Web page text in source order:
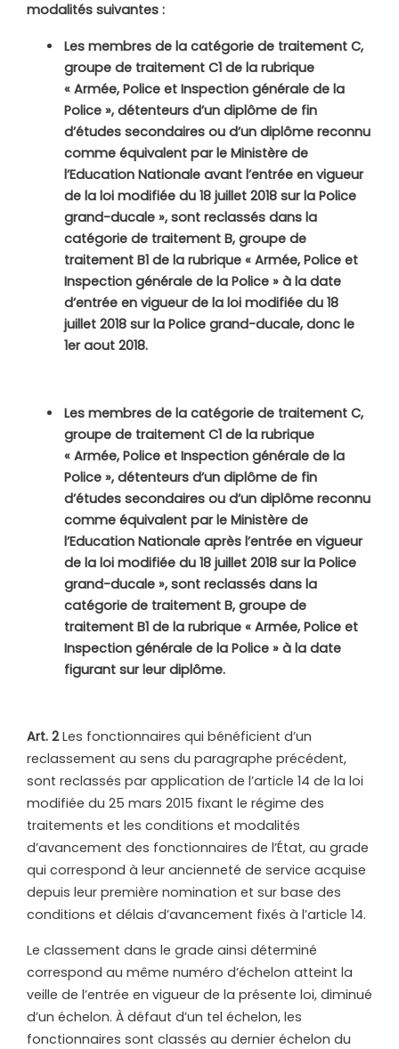
modalités suivantes :
Les membres de la catégorie de traitement C,
groupe de traitement C1 de la rubrique
« Armée, Police et Inspection générale de la
Police », détenteurs d’un diplôme de fin
d’études secondaires ou d’un diplôme reconnu
comme équivalent par le Ministère de
l’Education Nationale avant l’entrée en vigueur
de la loi modifiée du 18 juillet 2018 sur la Police
grand-ducale », sont reclassés dans la
catégorie de traitement B, groupe de
traitement B1 de la rubrique « Armée, Police et
Inspection générale de la Police » à la date
d’entrée en vigueur de la loi modifiée du 18
juillet 2018 sur la Police grand-ducale, donc le
1er aout 2018.
Les membres de la catégorie de traitement C,
groupe de traitement C1 de la rubrique
« Armée, Police et Inspection générale de la
Police », détenteurs d’un diplôme de fin
d’études secondaires ou d’un diplôme reconnu
comme équivalent par le Ministère de
l’Education Nationale après l’entrée en vigueur
de la loi modifiée du 18 juillet 2018 sur la Police
grand-ducale », sont reclassés dans la
catégorie de traitement B, groupe de
traitement B1 de la rubrique « Armée, Police et
Inspection générale de la Police » à la date
figurant sur leur diplôme.
Art. 2Les fonctionnaires qui bénéficient d’un
reclassement au sens du paragraphe précédent,
sont reclassés par application de l’article 14 de la loi
modifiée du 25 mars 2015 fixant le régime des
traitements et les conditions et modalités
d’avancement des fonctionnaires de l’État, au grade
qui correspond à leur ancienneté de service acquise
depuis leur première nomination et sur base des
conditions et délais d’avancement fixés à l’article 14.
Le classement dans le grade ainsi déterminé
correspond au même numéro d’échelon atteint la
veille de l’entrée en vigueur de la présente loi, diminué
d’un échelon. À défaut d’un tel échelon, les
fonctionnaires sont classés au dernier échelon du